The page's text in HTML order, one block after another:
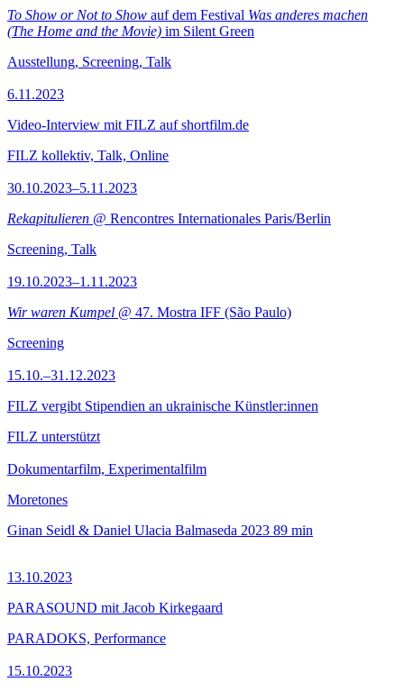
To Show or Not to Show auf dem Festival Was anderes machen
(The Home and the Movie) im Silent Green
Ausstellung, Screening, Talk
6.11.2023
Video-Interview mit FILZ auf shortfilm.de
FILZ kollektiv, Talk, Online
30.10.2023–5.11.2023
Rekapitulieren @ Rencontres Internationales Paris/Berlin
Screening, Talk
19.10.2023–1.11.2023
Wir waren Kumpel @ 47. Mostra IFF (São Paulo)
Screening
15.10.–31.12.2023
FILZ vergibt Stipendien an ukrainische Künstler:innen
FILZ unterstützt
Dokumentarfilm, Experimentalfilm
Moretones
Ginan Seidl & Daniel Ulacia Balmaseda 2023 89 min
13.10.2023
PARASOUND mit Jacob Kirkegaard
PARADOKS, Performance
15.10.2023